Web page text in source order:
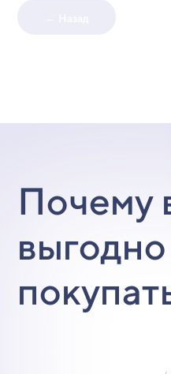
Почему
выгодно